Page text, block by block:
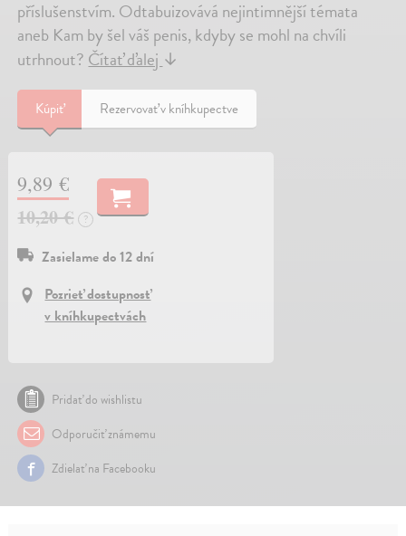
příslušenstvím. Odtabuizovává nejintimnější témata
aneb Kam by šel váš penis, kdyby se mohl na chvíli
utrhnout?Čítať ďalej↓
Kúpiť Rezervovať v kníhkupectve
9,89 €
10,20 €
?
Zasielame do 12 dní
Pozrieť dostupnosť
v kníhkupectvách
Pridať do wishlistu
Odporučiť známemu
Zdielať na Facebooku